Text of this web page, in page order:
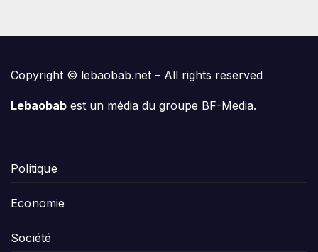
Copyright © lebaobab.net – All rights reserved
Lebaobab est un média du groupe BF-Media.
Politique
Economie
Société